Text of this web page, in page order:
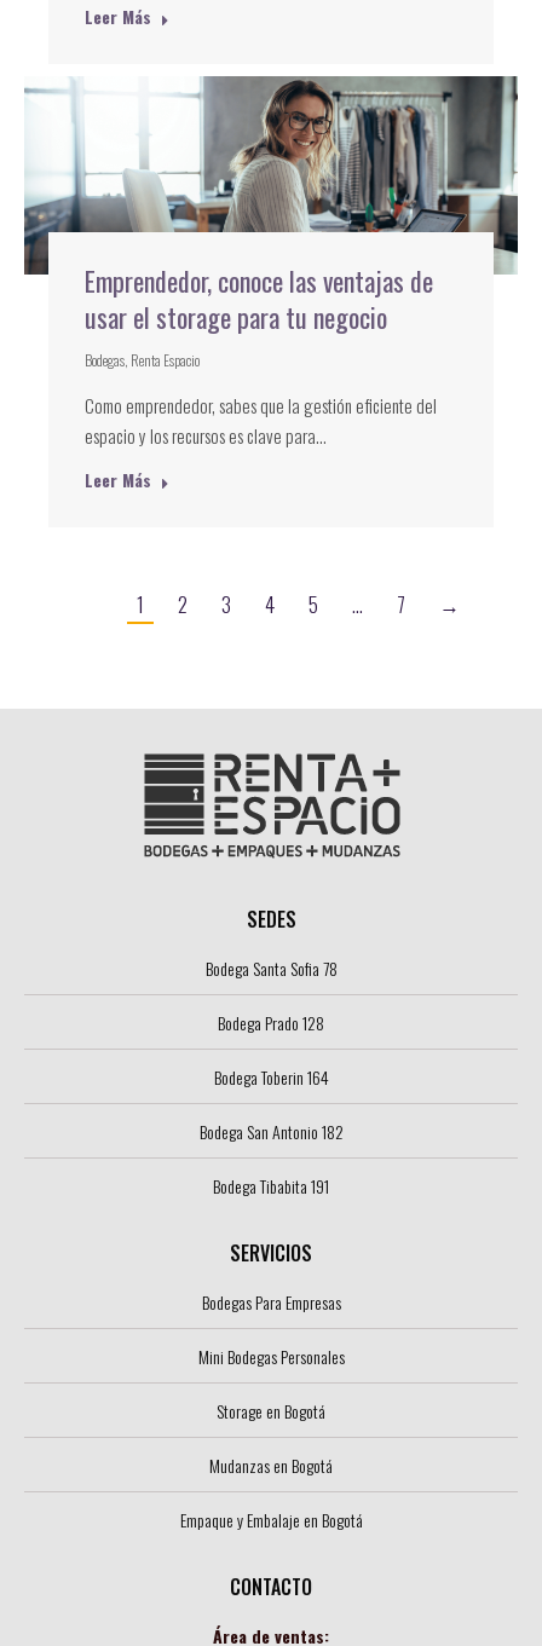
Leer Más
Emprendedor, conoce las ventajas de
usar el storage para tu negocio
Bodegas Renta Espacio
Como emprendedor, sabes que la gestión eficiente del
espacio y los recursos es clave para…
Leer Más
1 2 3 4 5 … 7 →
SEDES
Bodega Santa Sofia 78
Bodega Prado 128
Bodega Toberin 164
Bodega San Antonio 182
Bodega Tibabita 191
SERVICIOS
Bodegas Para Empresas
Mini Bodegas Personales
Storage en Bogotá
Mudanzas en Bogotá
Empaque y Embalaje en Bogotá
CONTACTO
Área de ventas: